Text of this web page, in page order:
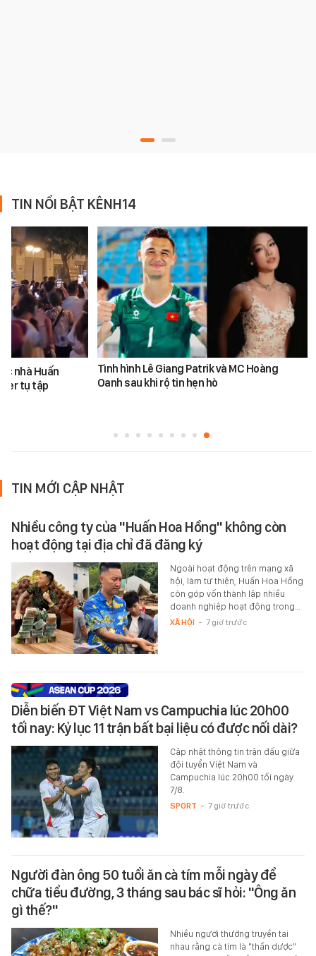
TIN NỔI BẬT KÊNH14
nhà Huấn
tụ tập
Tình hình Lê Giang Patrik và MC Hoàng
Oanh sau khi rộ tin hẹn hò
TIN MỚI CẬP NHẬT
Nhiều công ty của "Huấn Hoa Hồng" không còn
hoạt động tại địa chỉ đã đăng ký
Ngoài hoạt động trên mạng xã
hội, làm từ thiện, Huấn Hoa Hồng
còn góp vốn thành lập nhiều
doanh nghiệp hoạt động trong…
XÃ HỘI - 7 giờ trước
Diễn biến ĐT Việt Nam vs Campuchia lúc 20h00
tối nay: Kỷ lục 11 trận bất bại liệu có được nối dài?
Cập nhật thông tin trận đấu giữa
đội tuyển Việt Nam và
Campuchia lúc 20h00 tối ngày
7/8.
SPORT - 7 giờ trước
Người đàn ông 50 tuổi ăn cà tím mỗi ngày để
chữa tiểu đường, 3 tháng sau bác sĩ hỏi: "Ông ăn
gì thế?"
Nhiều người thường truyền tai
nhau rằng cà tím là "thần dược"